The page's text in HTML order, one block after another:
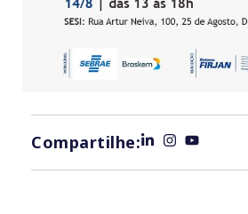
Compartilhe: